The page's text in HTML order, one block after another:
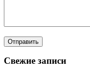
Свежие записи